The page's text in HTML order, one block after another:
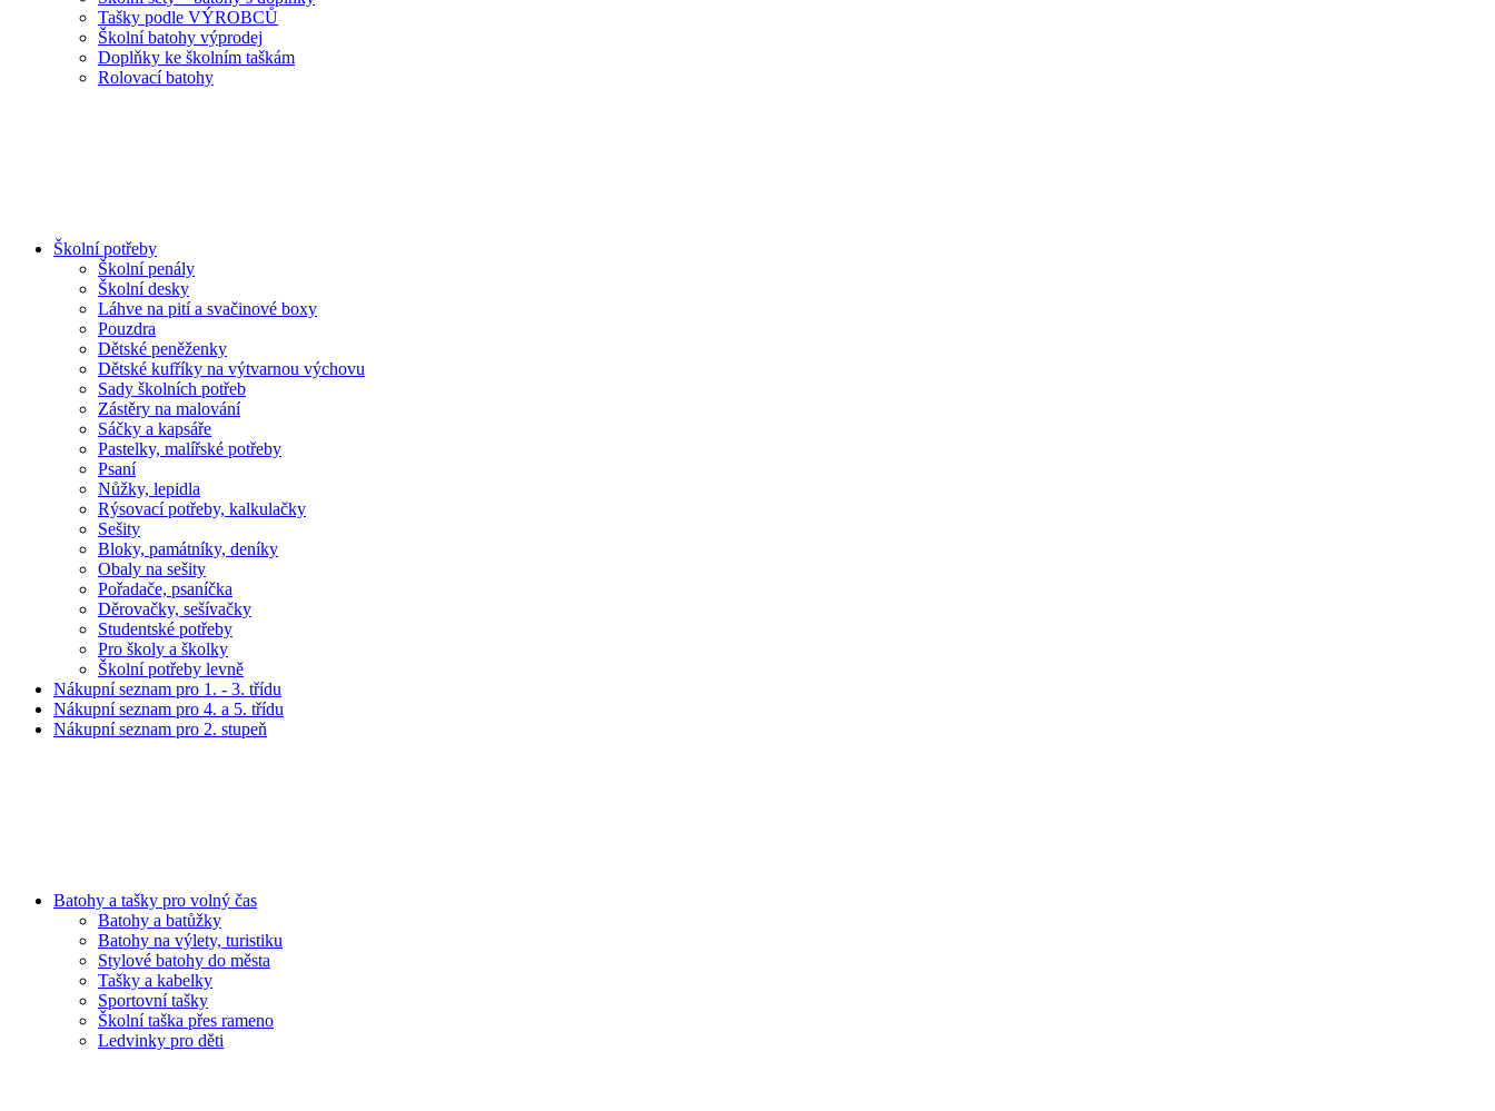
Tašky podle VÝROBCŮ
Školní batohy výprodej
Doplňky ke školním taškám
Rolovací batohy
Školní potřeby
Školní penály
Školní desky
Láhve na pití a svačinové boxy
Pouzdra
Dětské peněženky
Dětské kufříky na výtvarnou výchovu
Sady školních potřeb
Zástěry na malování
Sáčky a kapsáře
Pastelky, malířské potřeby
Psaní
Nůžky, lepidla
Rýsovací potřeby, kalkulačky
Sešity
Bloky, památníky, deníky
Obaly na sešity
Pořadače, psaníčka
Děrovačky, sešívačky
Studentské potřeby
Pro školy a školky
Školní potřeby levně
Nákupní seznam pro 1. - 3. třídu
Nákupní seznam pro 4. a 5. třídu
Nákupní seznam pro 2. stupeň
Batohy a tašky pro volný čas
Batohy a batůžky
Batohy na výlety, turistiku
Stylové batohy do města
Tašky a kabelky
Sportovní tašky
Školní taška přes rameno
Ledvinky pro děti